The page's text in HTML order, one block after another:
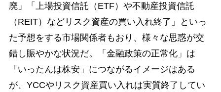
廃」「上場投資信託（ETF）や不動産投資信託
（REIT）などリスク資産の買い入れ終了」といっ
た予想をする市場関係者もおり、様々な思惑が交
錯し賑やかな状況だ。「金融政策の正常化」は
「いったんは株安」につながるイメージはある
が、YCCやリスク資産買い入れは実質終了してい